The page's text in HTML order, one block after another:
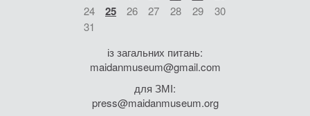
24
25 26 27 28 29
30
31
із загальних питань:
maidanmuseum@gmail.com
для ЗМІ:
press@maidanmuseum.org